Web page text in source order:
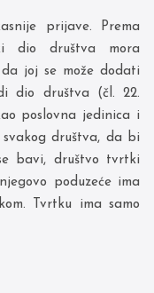
prijave. Prema
dio društva mora
joj se može dodati
dio društva (čl. 22.
poslovna jedinica i
društva, da bi
bavi, društvo tvrtki
poduzeće ima
Tvrtku ima samo